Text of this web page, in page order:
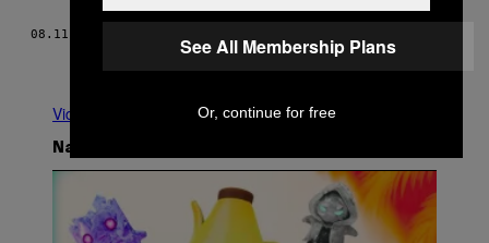
08.11.17
Starije
Vidi sve
Najnovije
See All Membership Plans
Or, continue for free